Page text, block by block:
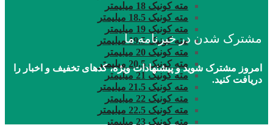
مته کونیک 18 میلیمتر
مته کونیک 18.5 میلیمتر
مته کونیک 19 میلیمتر
مته کونیک 19.5 میلیمتر
مته کونیک 20 میلیمتر
مته کونیک 20.5 میلیمتر
مته کونیک 21 میلیمتر
مته کونیک 21.5 میلیمتر
مته کونیک 22 میلیمتر
مته کونیک 22.5 میلیمتر
مته کونیک 23 میلیمتر
مشترک شدن در خبرنامه ما
امروز مشترک شوید و پیشنهادات ویژه، کدهای تخفیف و اخبار را
دریافت کنید.